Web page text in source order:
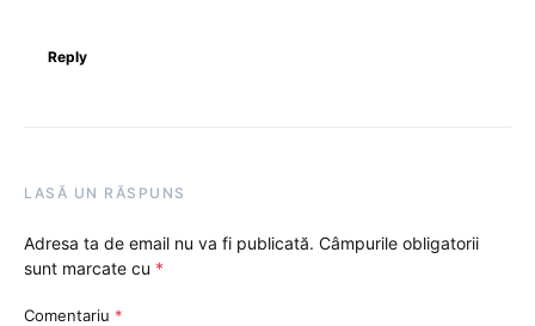
Reply
LASĂ UN RĂSPUNS
Adresa ta de email nu va fi publicată. Câmpurile obligatorii
sunt marcate cu *
Comentariu *